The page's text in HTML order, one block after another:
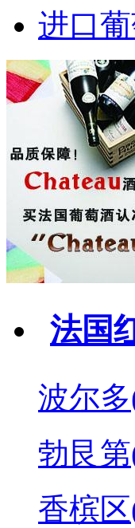
进口
法国
波尔多
勃艮
香槟区